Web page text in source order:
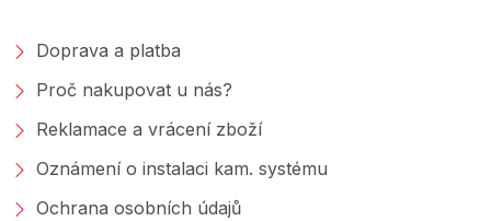
Doprava a platba
Proč nakupovat u nás?
Reklamace a vrácení zboží
Oznámení o instalaci kam. systému
Ochrana osobních údajů